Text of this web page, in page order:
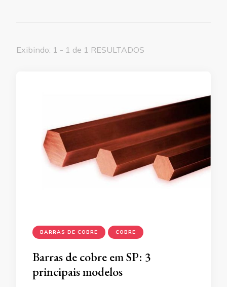
Exibindo: 1 - 1 de 1 RESULTADOS
BARRAS DE COBRE COBRE
Barras de cobre em SP: 3
principais modelos